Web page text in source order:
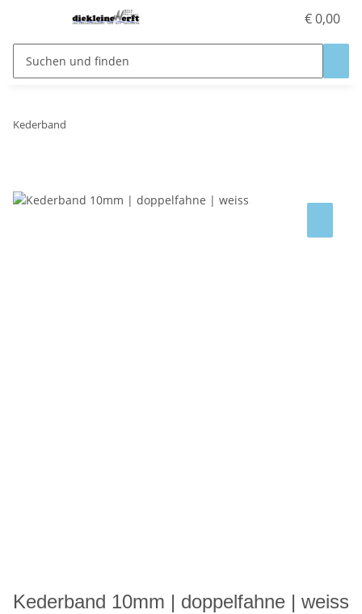
€ 0,00
Kederband
Kederband 10mm | doppelfahne | weiss